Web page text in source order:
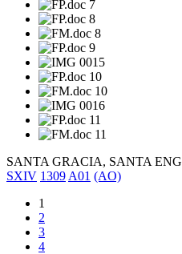
SANTA GRACIA, SANTA
SXIV 1309 A01 (AO)
1
2
3
4